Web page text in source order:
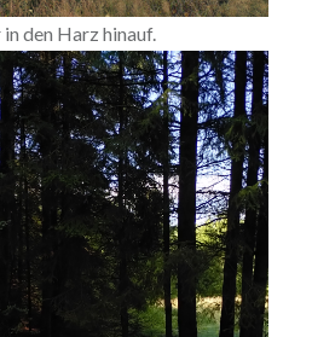
den Harz hinauf.